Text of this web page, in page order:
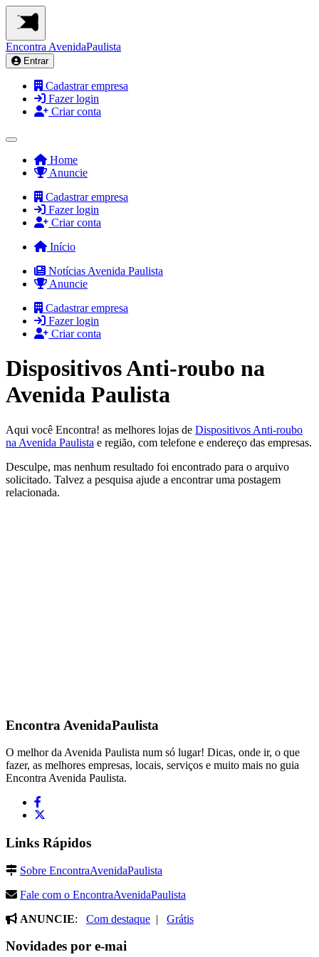
Encontra AvenidaPaulista
Entrar
Cadastrar empresa
Fazer login
Criar conta
Home
Anuncie
Cadastrar empresa
Fazer login
Criar conta
Início
Notícias Avenida Paulista
Anuncie
Cadastrar empresa
Fazer login
Criar conta
Dispositivos Anti-roubo na
Avenida Paulista
Aqui você Encontra! as melhores lojas de Dispositivos Anti-roubo
na Avenida Paulista e região, com telefone e endereço das empresas.
Desculpe, mas nenhum resultado foi encontrado para o arquivo
solicitado. Talvez a pesquisa ajude a encontrar uma postagem
relacionada.
Encontra AvenidaPaulista
O melhor da Avenida Paulista num só lugar! Dicas, onde ir, o que
fazer, as melhores empresas, locais, serviços e muito mais no guia
Encontra Avenida Paulista.
Links Rápidos
Sobre EncontraAvenidaPaulista
Fale com o EncontraAvenidaPaulista
ANUNCIE: Com destaque | Grátis
Novidades por e-mai